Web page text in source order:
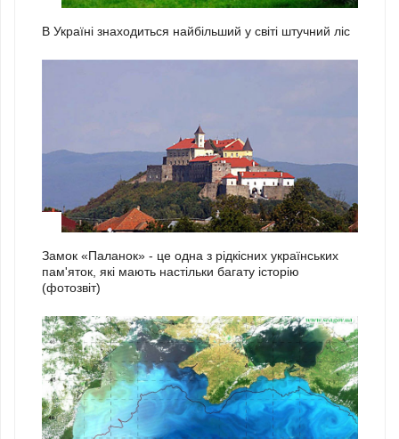
В Україні знаходиться найбільший у світі штучний ліс
Замок «Паланок» - це одна з рідкісних українських
пам'яток, які мають настільки багату історію
(фотозвіт)